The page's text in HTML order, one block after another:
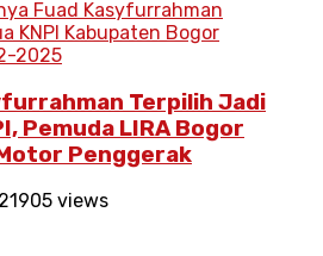
Terpilih Jadi
Pemuda LIRA Bogor
Penggerak
21905 views